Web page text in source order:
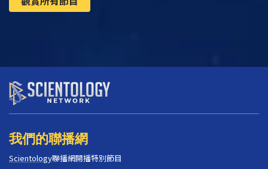
我們的聯播網
Scientology聯播網開播特別節目